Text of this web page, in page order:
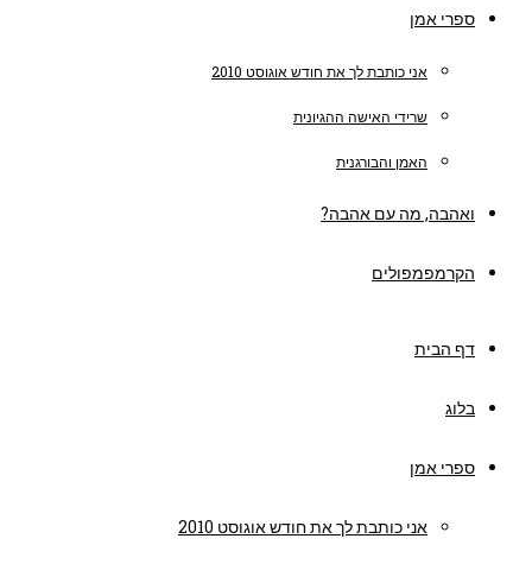
ספרי אמן
אני כותבת לך את חודש אוגוסט 2010
שרידי האישה ההגיונית
האמן והבורגנית
ואהבה, מה עם אהבה?
הקרמפמפולים
דף הבית
בלוג
ספרי אמן
אני כותבת לך את חודש אוגוסט 2010